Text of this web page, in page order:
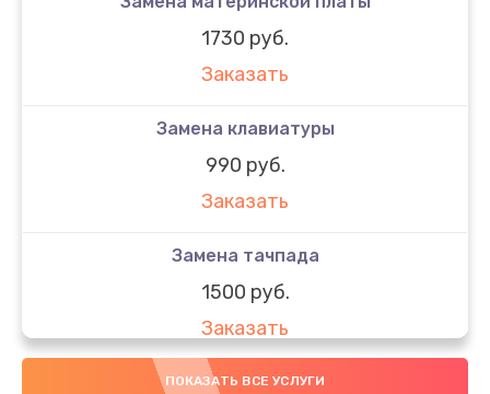
1730 руб.
Заказать
Замена клавиатуры
990 руб.
Заказать
Замена тачпада
1500 руб.
Заказать
Замена южного моста
ПОКАЗАТЬ ВСЕ УСЛУГИ